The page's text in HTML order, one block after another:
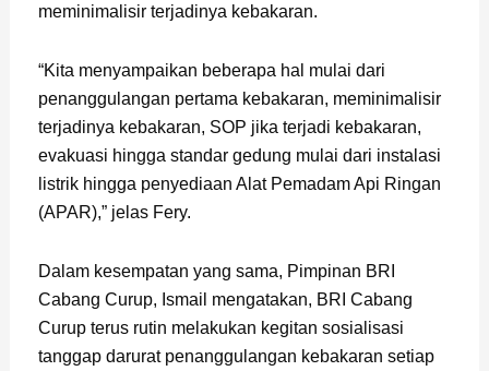
meminimalisir terjadinya kebakaran.
“Kita menyampaikan beberapa hal mulai dari
penanggulangan pertama kebakaran, meminimalisir
terjadinya kebakaran, SOP jika terjadi kebakaran,
evakuasi hingga standar gedung mulai dari instalasi
listrik hingga penyediaan Alat Pemadam Api Ringan
(APAR),” jelas Fery.
Dalam kesempatan yang sama, Pimpinan BRI
Cabang Curup, Ismail mengatakan, BRI Cabang
Curup terus rutin melakukan kegitan sosialisasi
tanggap darurat penanggulangan kebakaran setiap